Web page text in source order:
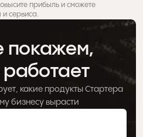
прибыль и сможете
и сервиса.
покажем,
работает
какие продукты Стартера
бизнесу вырасти